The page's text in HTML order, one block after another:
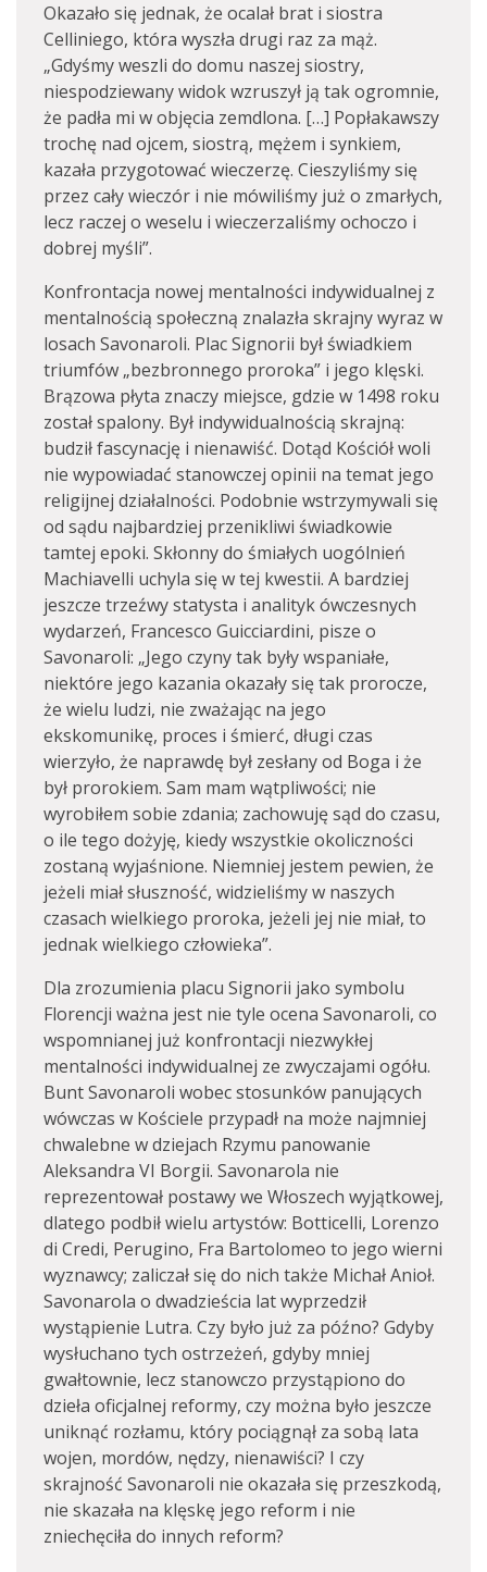
Okazało się jednak, że ocalał brat i siostra
Celliniego, która wyszła drugi raz za mąż.
„Gdyśmy weszli do domu naszej siostry,
niespodziewany widok wzruszył ją tak ogromnie,
że padła mi w objęcia zemdlona. […] Popłakawszy
trochę nad ojcem, siostrą, mężem i synkiem,
kazała przygotować wieczerzę. Cieszyliśmy się
przez cały wieczór i nie mówiliśmy już o zmarłych,
lecz raczej o weselu i wieczerzaliśmy ochoczo i
dobrej myśli”.
Konfrontacja nowej mentalności indywidualnej z
mentalnością społeczną znalazła skrajny wyraz w
losach Savonaroli. Plac Signorii był świadkiem
triumfów „bezbronnego proroka” i jego klęski.
Brązowa płyta znaczy miejsce, gdzie w 1498 roku
został spalony. Był indywidualnością skrajną:
budził fascynację i nienawiść. Dotąd Kościół woli
nie wypowiadać stanowczej opinii na temat jego
religijnej działalności. Podobnie wstrzymywali się
od sądu najbardziej przenikliwi świadkowie
tamtej epoki. Skłonny do śmiałych uogólnień
Machiavelli uchyla się w tej kwestii. A bardziej
jeszcze trzeźwy statysta i analityk ówczesnych
wydarzeń, Francesco Guicciardini, pisze o
Savonaroli: „Jego czyny tak były wspaniałe,
niektóre jego kazania okazały się tak prorocze,
że wielu ludzi, nie zważając na jego
ekskomunikę, proces i śmierć, długi czas
wierzyło, że naprawdę był zesłany od Boga i że
był prorokiem. Sam mam wątpliwości; nie
wyrobiłem sobie zdania; zachowuję sąd do czasu,
o ile tego dożyję, kiedy wszystkie okoliczności
zostaną wyjaśnione. Niemniej jestem pewien, że
jeżeli miał słuszność, widzieliśmy w naszych
czasach wielkiego proroka, jeżeli jej nie miał, to
jednak wielkiego człowieka”.
Dla zrozumienia placu Signorii jako symbolu
Florencji ważna jest nie tyle ocena Savonaroli, co
wspomnianej już konfrontacji niezwykłej
mentalności indywidualnej ze zwyczajami ogółu.
Bunt Savonaroli wobec stosunków panujących
wówczas w Kościele przypadł na może najmniej
chwalebne w dziejach Rzymu panowanie
Aleksandra VI Borgii. Savonarola nie
reprezentował postawy we Włoszech wyjątkowej,
dlatego podbił wielu artystów: Botticelli, Lorenzo
di Credi, Perugino, Fra Bartolomeo to jego wierni
wyznawcy; zaliczał się do nich także Michał Anioł.
Savonarola o dwadzieścia lat wyprzedził
wystąpienie Lutra. Czy było już za późno? Gdyby
wysłuchano tych ostrzeżeń, gdyby mniej
gwałtownie, lecz stanowczo przystąpiono do
dzieła oficjalnej reformy, czy można było jeszcze
uniknąć rozłamu, który pociągnął za sobą lata
wojen, mordów, nędzy, nienawiści? I czy
skrajność Savonaroli nie okazała się przeszkodą,
nie skazała na klęskę jego reform i nie
zniechęciła do innych reform?